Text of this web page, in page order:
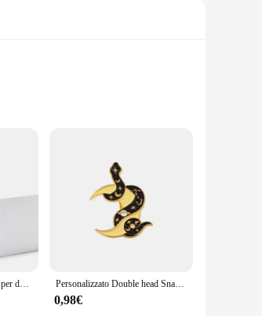
stone, captures the essence of
design is perfect for those
to any jewelry collection.
elegance and sophistication. Its
Eleganti spille Krait lucide per donna Spille da bavero con serpente animale unisex Spille per eventi Zaino per feste Decorazione Accessori per vestiti Personalizzato Double head Snake Cobra smalto spille animale scuro spilla distintivi risvolto cartone animato lettura gioielli regalo per gli amici all'ingrosso
0,98€